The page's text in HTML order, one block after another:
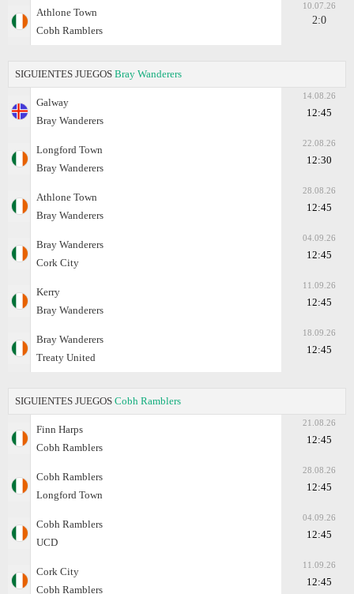
Athlone Town
Cobh Ramblers
10.07.26
2:0
SIGUIENTES JUEGOS Bray Wanderers
Galway
Bray Wanderers
14.08.26
12:45
Longford Town
Bray Wanderers
22.08.26
12:30
Athlone Town
Bray Wanderers
28.08.26
12:45
Bray Wanderers
Cork City
04.09.26
12:45
Kerry
Bray Wanderers
11.09.26
12:45
Bray Wanderers
Treaty United
18.09.26
12:45
SIGUIENTES JUEGOS Cobh Ramblers
Finn Harps
Cobh Ramblers
21.08.26
12:45
Cobh Ramblers
Longford Town
28.08.26
12:45
Cobh Ramblers
UCD
04.09.26
12:45
Cork City
Cobh Ramblers
11.09.26
12:45